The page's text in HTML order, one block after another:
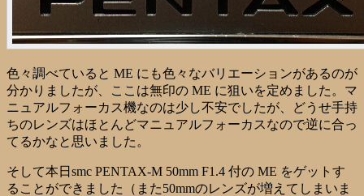
色々調べていると ME にも色々なバリエーションがあるのが
分かりましたが、ここは無印の ME に狙いを定めました。マ
ニュアルフォーカス機なのは少し不安でしたが、どうせ手持
ちのレンズはほとんどマニュアルフォーカスなので逆に合っ
てるかなと思いました。
そして本日smc PENTAX-M 50mm F1.4 付の ME をゲットす
ることができました（また50mmのレンズが増えてしまいま